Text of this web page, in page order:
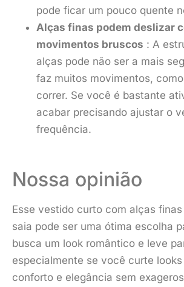
pode ficar um pouco quente
Alças finas podem deslizar
movimentos bruscos : A
alças pode não ser a mais
faz muitos movimentos,
correr. Se você é bastante
acabar precisando ajustar o
frequência.
Nossa opinião
Esse vestido curto com alças
saia pode ser uma ótima escolha
busca um look romântico e leve
especialmente se você curte
conforto e elegância sem